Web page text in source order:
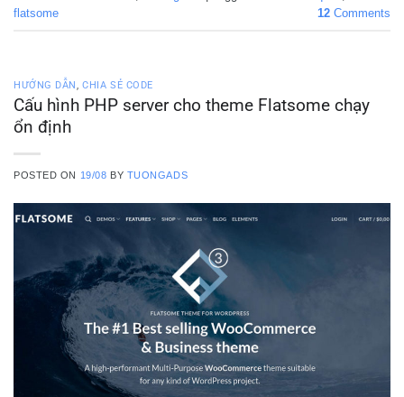
flatsome
12 Comments
HƯỚNG DẪN,CHIA SẺ CODE
Cấu hình PHP server cho theme Flatsome chạy
ổn định
POSTED ON 19/08 BY TUONGADS